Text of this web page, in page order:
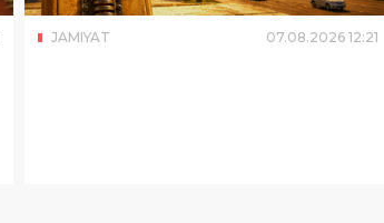
JAMIYAT 07.08.2026 12:21